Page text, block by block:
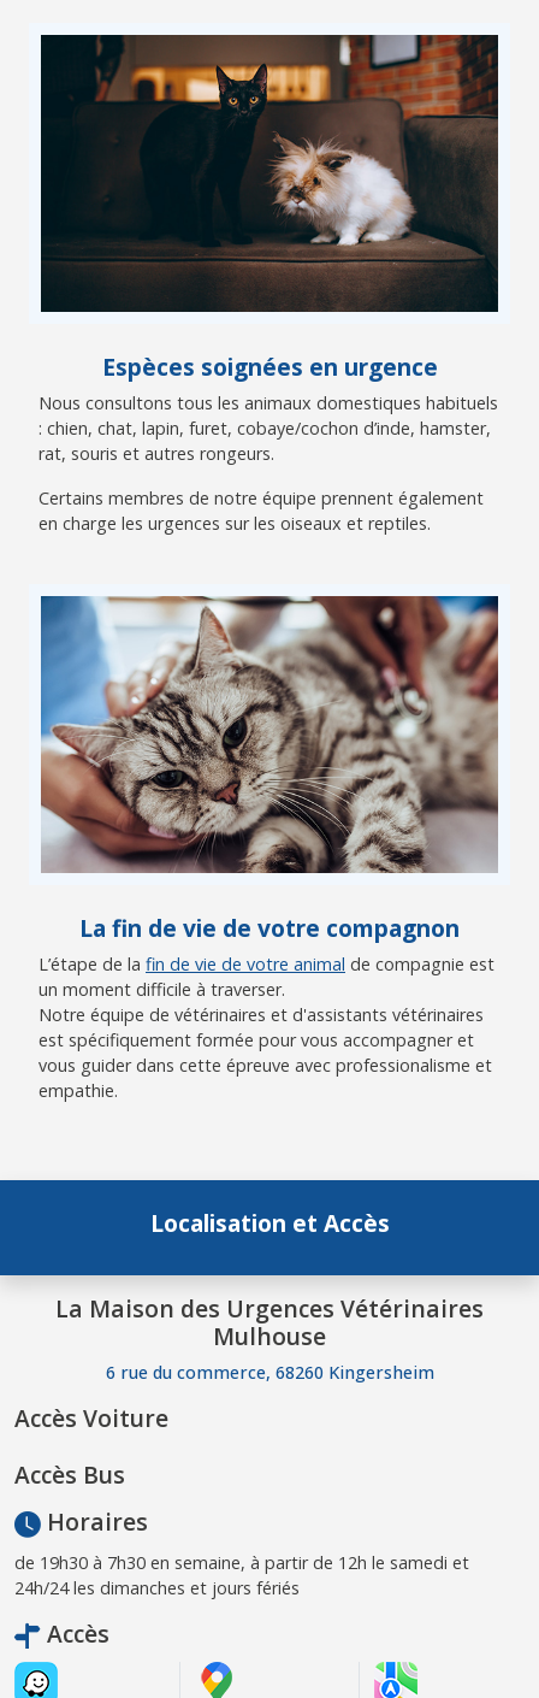
Espèces soignées en urgence
Nous consultons tous les animaux domestiques habituels
: chien, chat, lapin, furet, cobaye/cochon d’inde, hamster,
rat, souris et autres rongeurs.
Certains membres de notre équipe prennent également
en charge les urgences sur les oiseaux et reptiles.
La fin de vie de votre compagnon
L’étape de la fin de vie de votre animal de compagnie est
un moment difficile à traverser.
Notre équipe de vétérinaires et d'assistants vétérinaires
est spécifiquement formée pour vous accompagner et
vous guider dans cette épreuve avec professionalisme et
empathie.
Localisation et Accès
La Maison des Urgences Vétérinaires
Mulhouse
6 rue du commerce, 68260 Kingersheim
Accès Voiture
Accès Bus
Horaires
de 19h30 à 7h30 en semaine, à partir de 12h le samedi et
24h/24 les dimanches et jours fériés
Accès